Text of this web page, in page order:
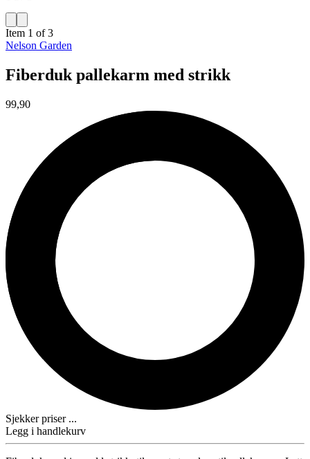
Item 1 of 3
Nelson Garden
Fiberduk pallekarm med strikk
99,90
Sjekker priser ...
Legg i handlekurv